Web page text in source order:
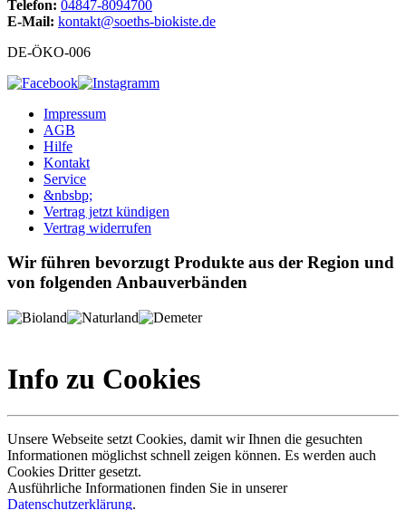
Telefon: 04847-8094700
E-Mail: kontakt@soeths-biokiste.de
DE-ÖKO-006
Impressum
AGB
Hilfe
Kontakt
Service
&nbsbp;
Vertrag jetzt kündigen
Vertrag widerrufen
Wir führen bevorzugt Produkte aus der Region und
von folgenden Anbauverbänden
Info zu Cookies
Unsere Webseite setzt Cookies, damit wir Ihnen die gesuchten
Informationen möglichst schnell zeigen können. Es werden auch
Cookies Dritter gesetzt.
Ausführliche Informationen finden Sie in unserer
Datenschutzerklärung.